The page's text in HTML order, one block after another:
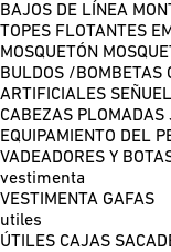
BAJOS DE LÍNEA
TOPES FLOTANTES
MOSQUETÓN
BULDOS /BOMBETAS
ARTIFICIALES
CABEZAS PLOMADAS
EQUIPAMIENTO DEL
VADEADORES Y
vestimenta
VESTIMENTA GAFAS
utiles
ÚTILES CAJAS